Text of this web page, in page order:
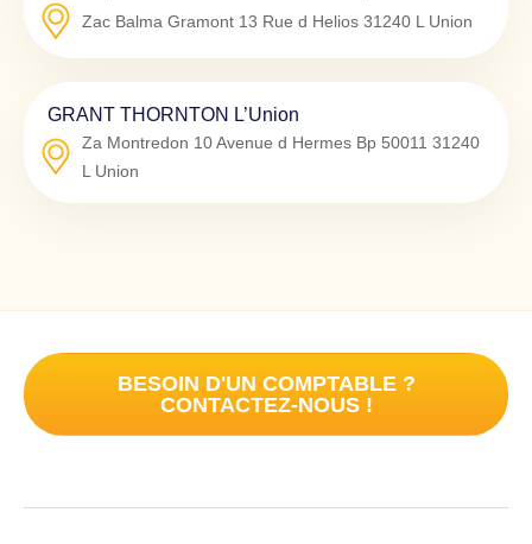
Zac Balma Gramont 13 Rue d Helios 31240 L Union
GRANT THORNTON L’Union
Za Montredon 10 Avenue d Hermes Bp 50011 31240
L Union
BESOIN D'UN COMPTABLE ?
CONTACTEZ-NOUS !